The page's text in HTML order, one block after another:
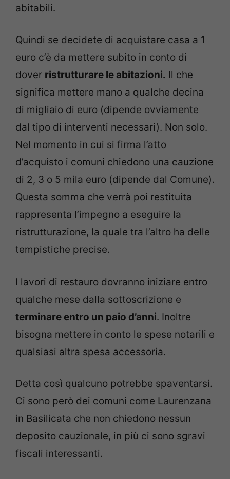
abitabili.
Quindi se decidete di acquistare casa a 1
euro c’è da mettere subito in conto di
dover ristrutturare le abitazioni. Il che
significa mettere mano a qualche decina
di migliaio di euro (dipende ovviamente
dal tipo di interventi necessari). Non solo.
Nel momento in cui si firma l’atto
d’acquisto i comuni chiedono una cauzione
di 2, 3 o 5 mila euro (dipende dal Comune).
Questa somma che verrà poi restituita
rappresenta l’impegno a eseguire la
ristrutturazione, la quale tra l’altro ha delle
tempistiche precise.
I lavori di restauro dovranno iniziare entro
qualche mese dalla sottoscrizione e
terminare entro un paio d’anni. Inoltre
bisogna mettere in conto le spese notarili e
qualsiasi altra spesa accessoria.
Detta così qualcuno potrebbe spaventarsi.
Ci sono però dei comuni come Laurenzana
in Basilicata che non chiedono nessun
deposito cauzionale, in più ci sono sgravi
fiscali interessanti.